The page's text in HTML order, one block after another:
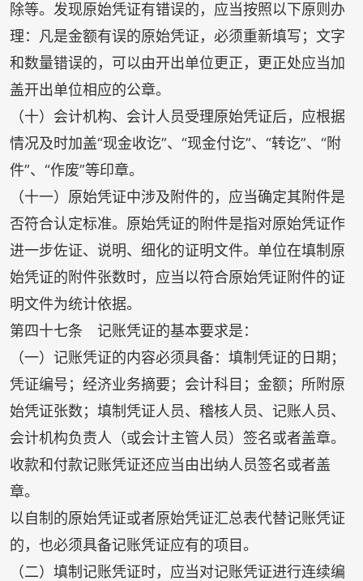
除等。发现原始凭证有错误的，应当按照以下原则办
理：凡是金额有误的原始凭证，必须重新填写；文字
和数量错误的，可以由开出单位更正，更正处应当加
盖开出单位相应的公章。
（十）会计机构、会计人员受理原始凭证后，应根据
情况及时加盖“现金收讫”、“现金付讫”、“转讫”、“附
件”、“作废”等印章。
（十一）原始凭证中涉及附件的，应当确定其附件是
否符合认定标准。原始凭证的附件是指对原始凭证作
进一步佐证、说明、细化的证明文件。单位在填制原
始凭证的附件张数时，应当以符合原始凭证附件的证
明文件为统计依据。
第四十七条 记账凭证的基本要求是：
（一）记账凭证的内容必须具备：填制凭证的日期；
凭证编号；经济业务摘要；会计科目；金额；所附原
始凭证张数；填制凭证人员、稽核人员、记账人员、
会计机构负责人（或会计主管人员）签名或者盖章。
收款和付款记账凭证还应当由出纳人员签名或者盖
章。
以自制的原始凭证或者原始凭证汇总表代替记账凭证
的，也必须具备记账凭证应有的项目。
（二）填制记账凭证时，应当对记账凭证进行连续编